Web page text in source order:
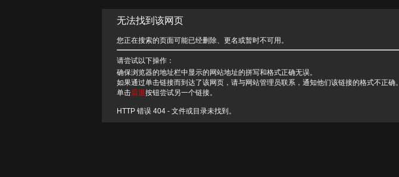
无法找到该网页
您正在搜索的页面可能已经删除、更名或暂时不可用。
请尝试以下操作：
确保浏览器的地址栏中显示的网站地址的拼写和格式正确无误。
如果通过单击链接而到达了该网页，请与网站管理员联系，通知他们该链接的格式不正确。
单击后退按钮尝试另一个链接。
HTTP 错误 404 - 文件或目录未找到。